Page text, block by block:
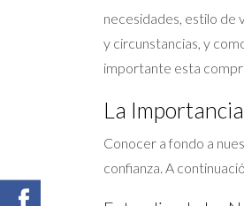
necesidades, estilo de
y circunstancias, y
importante esta
La
Conocer a fondo a
confianza. A